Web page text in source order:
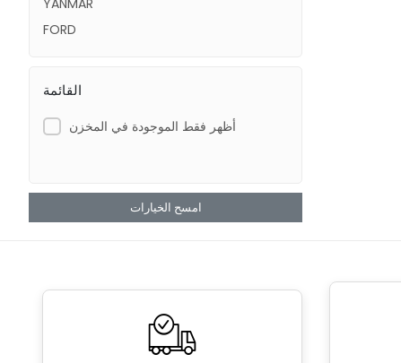
YANMAR
FORD
القائمة
أظهر فقط الموجودة في المخزن
امسح الخيارات